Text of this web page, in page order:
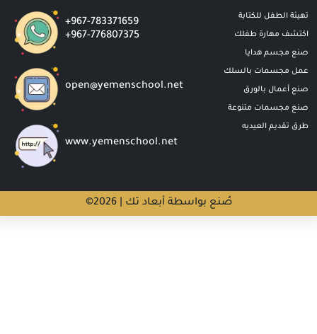
تهيئة الطفل للكتابة
اكتشف مهارة طفلك
صنع مجسم هدايا
عمل مجسمات بالسلك
صنع أعمال بالورق
صنع مجسمات متنوعة
طرق تقديم العيديه
+967-783371659
+967-776807375
open@yemenschool.net
www.yemenschool.net
©2026 | صُنع بواسطة أبعاد تك